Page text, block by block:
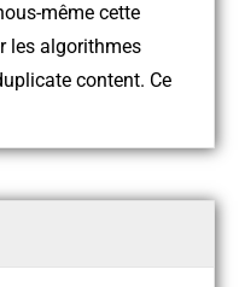
même cette
les algorithmes
content. Ce